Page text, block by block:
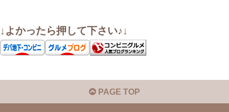
↓よかったら押して下さい♪↓
PAGE TOP